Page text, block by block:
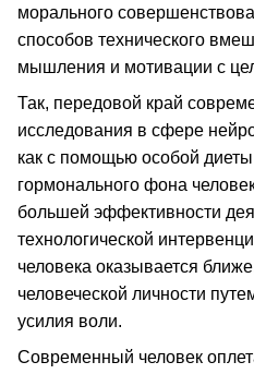
морального
способов технического
мышления и мотивации с
Так, передовой край
исследования в сфере
как с помощью особой
гормонального фона
большей эффективности
технологической
человека оказывается
человеческой личности
усилия воли.
Современный человек